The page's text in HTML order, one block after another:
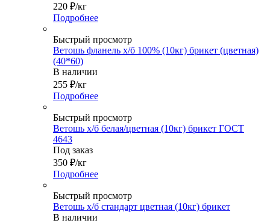
220 ₽/кг
Подробнее
Быстрый просмотр
Ветошь фланель х/б 100% (10кг) брикет (цветная)
(40*60)
В наличии
255 ₽/кг
Подробнее
Быстрый просмотр
Ветошь х/б белая/цветная (10кг) брикет ГОСТ
4643
Под заказ
350 ₽/кг
Подробнее
Быстрый просмотр
Ветошь х/б стандарт цветная (10кг) брикет
В наличии